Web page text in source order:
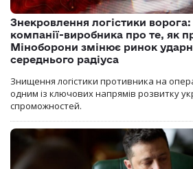
Знекровлення логістики
компанії-виробника про те, як
Міноборони змінює ринок
середнього радіуса
Знищення логістики противника на
одним із ключових напрямів розвитку
спроможностей.